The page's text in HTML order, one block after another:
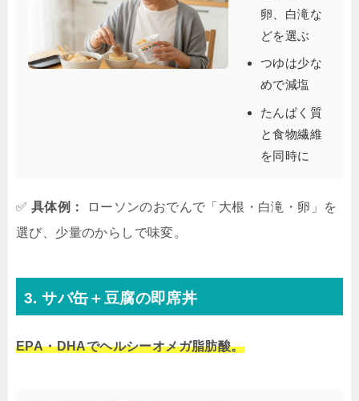
卵、白滝な
どを選ぶ
つゆは少な
めで減塩
たんぱく質
と食物繊維
を同時に
✅ 具体例：
ローソンのおでんで「大根・白滝・卵」を
選び、少量のからしで味変。
3. サバ缶＋豆腐の即席丼
EPA・DHAでヘルシーオメガ脂肪酸。